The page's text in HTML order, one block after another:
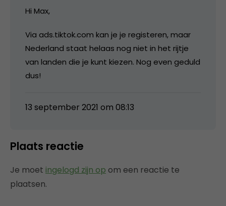
Hi Max,
Via ads.tiktok.com kan je je registeren, maar
Nederland staat helaas nog niet in het rijtje
van landen die je kunt kiezen. Nog even geduld
dus!
13 september 2021 om 08:13
Plaats reactie
Je moet ingelogd zijn op om een reactie te
plaatsen.